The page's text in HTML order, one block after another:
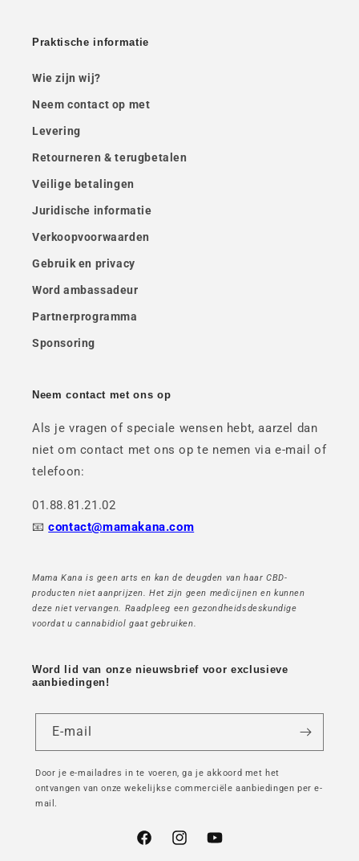
Praktische informatie
Wie zijn wij?
Neem contact op met
Levering
Retourneren & terugbetalen
Veilige betalingen
Juridische informatie
Verkoopvoorwaarden
Gebruik en privacy
Word ambassadeur
Partnerprogramma
Sponsoring
Neem contact met ons op
Als je vragen of speciale wensen hebt, aarzel dan
niet om contact met ons op te nemen via e-mail of
telefoon:
01.88.81.21.02
📧contact@mamakana.com
Mama Kana is geen arts en kan de deugden van haar CBD-
producten niet aanprijzen. Het zijn geen medicijnen en kunnen
deze niet vervangen. Raadpleeg een gezondheidsdeskundige
voordat u cannabidiol gaat gebruiken.
Word lid van onze nieuwsbrief voor exclusieve
aanbiedingen!
E-mail
Door je e-mailadres in te voeren, ga je akkoord met het
ontvangen van onze wekelijkse commerciële aanbiedingen per e-
mail.
FacebookInstagramYouTube